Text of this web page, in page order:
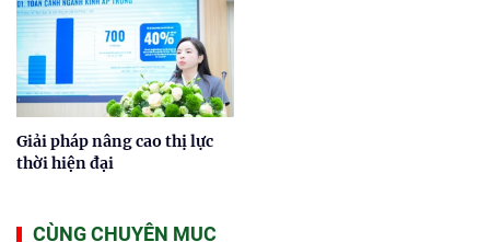
Giải pháp nâng cao thị lực
thời hiện đại
CÙNG CHUYÊN MỤC